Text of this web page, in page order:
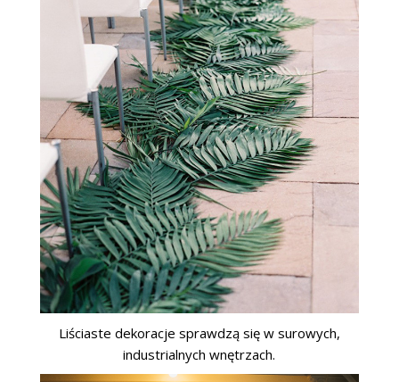
Liściaste dekoracje sprawdzą się w surowych,
industrialnych wnętrzach.